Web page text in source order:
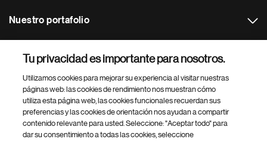
Nuestro portafolio
Footer Site Search
Tu privacidad es importante para nosotros.
Utilizamos cookies para mejorar su experiencia al visitar nuestras
páginas web: las cookies de rendimiento nos muestran cómo
utiliza esta página web, las cookies funcionales recuerdan sus
preferencias y las cookies de orientación nos ayudan a compartir
contenido relevante para usted. Seleccione: "Aceptar todo" para
dar su consentimiento a todas las cookies, seleccione